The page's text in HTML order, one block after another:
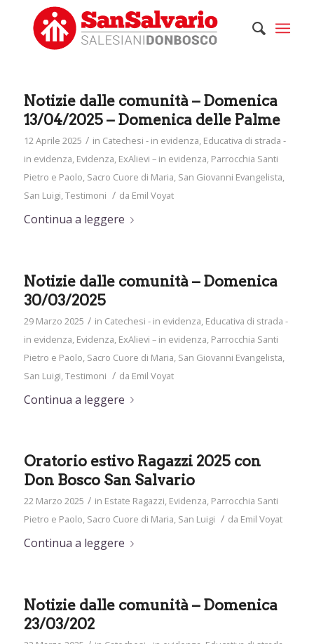
Notizie dalle comunità – Domenica
13/04/2025 – Domenica delle Palme
12 Aprile 2025 / in Catechesi - in evidenza, Educativa di strada -
in evidenza, Evidenza, ExAlievi – in evidenza, Parrocchia Santi
Pietro e Paolo, Sacro Cuore di Maria, San Giovanni Evangelista,
San Luigi,Testimoni / da Emil Voyat
Continua a leggere
Notizie dalle comunità – Domenica
30/03/2025
29 Marzo 2025 / in Catechesi - in evidenza, Educativa di strada -
in evidenza, Evidenza, ExAlievi – in evidenza, Parrocchia Santi
Pietro e Paolo, Sacro Cuore di Maria, San Giovanni Evangelista,
San Luigi,Testimoni / da Emil Voyat
Continua a leggere
Oratorio estivo Ragazzi 2025 con
Don Bosco San Salvario
22 Marzo 2025 / in Estate Ragazzi, Evidenza, Parrocchia Santi
Pietro e Paolo, Sacro Cuore di Maria, San Luigi / da Emil Voyat
Continua a leggere
Notizie dalle comunità – Domenica
23/03/202